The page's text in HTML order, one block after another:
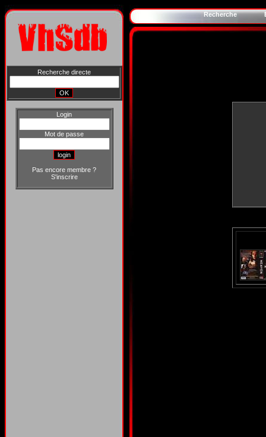
Recherche directe
Login
Mot de passe
Pas encore membre ?
S'inscrire
Recherche